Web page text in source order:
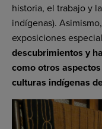
historia, el trabajo y
indígenas).
exposiciones
descubrimientos y
como otros
culturas indígenas